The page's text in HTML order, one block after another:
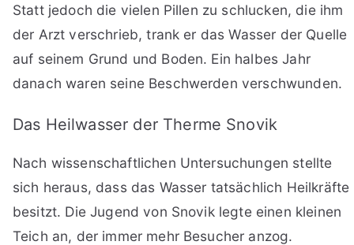
Statt jedoch die vielen Pillen zu schlucken, die ihm
der Arzt verschrieb, trank er das Wasser der Quelle
auf seinem Grund und Boden. Ein halbes Jahr
danach waren seine Beschwerden verschwunden.
Das Heilwasser der Therme Snovik
Nach wissenschaftlichen Untersuchungen stellte
sich heraus, dass das Wasser tatsächlich Heilkräfte
besitzt. Die Jugend von Snovik legte einen kleinen
Teich an, der immer mehr Besucher anzog.